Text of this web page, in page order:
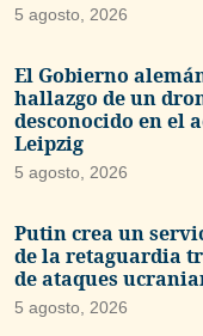
5 agosto, 2026
El Gobierno
hallazgo de un
desconocido en el
Leipzig
5 agosto, 2026
Putin crea un
de la retaguardia
de ataques
5 agosto, 2026